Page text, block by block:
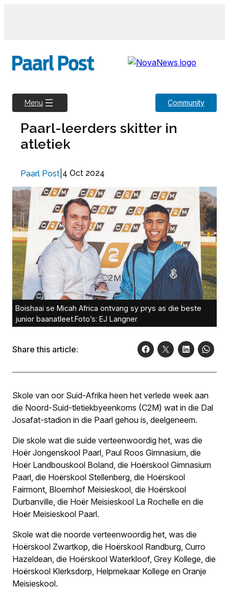
Menu Community
Paarl-leerders skitter in
atletiek
Paarl Post 4 Oct 2024
Boishaai se Micah Africa ontvang sy prys as die beste
junior baanatleet.Foto’s: EJ Langner
Share this article:
Skole van oor Suid-Afrika heen het verlede week aan
die Noord-Suid-tletiekbyeenkoms (C2M) wat in die Dal
Josafat-stadion in die Paarl gehou is, deelgeneem.
Die skole wat die suide verteenwoordig het, was die
Hoër Jongenskool Paarl, Paul Roos Gimnasium, die
Hoër Landbouskool Boland, die Hoërskool Gimnasium
Paarl, die Hoërskool Stellenberg, die Hoërskool
Fairmont, Bloemhof Meisieskool, die Hoërskool
Durbanville, die Hoër Meisieskool La Rochelle en die
Hoër Meisieskool Paarl.
Skole wat die noorde verteenwoordig het, was die
Hoërskool Zwartkop, die Hoërskool Randburg, Curro
Hazeldean, die Hoërskool Waterkloof, Grey Kollege, die
Hoërskool Klerksdorp, Helpmekaar Kollege en Oranje
Meisieskool.